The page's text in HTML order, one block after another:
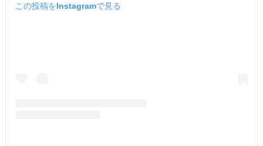
この投稿をInstagramで見る